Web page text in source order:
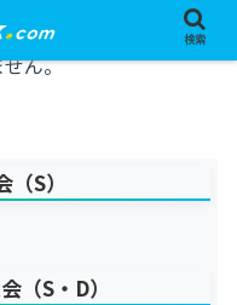
ん。
S）
（S・D）
検索